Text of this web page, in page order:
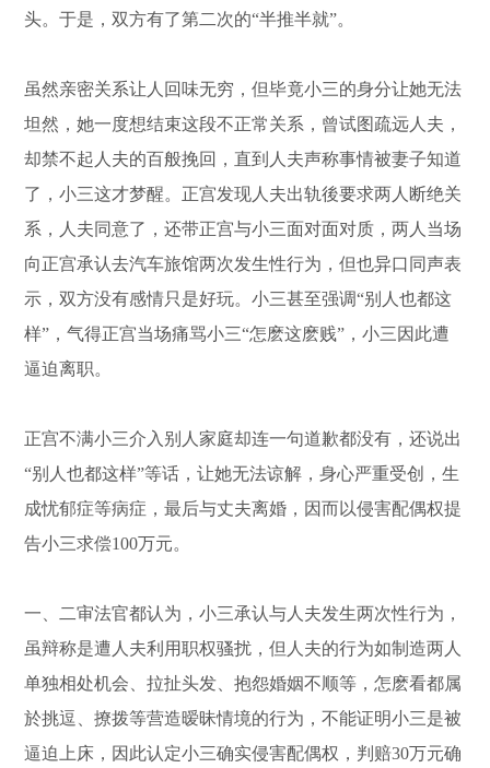
头。于是，双方有了第二次的“半推半就”。
虽然亲密关系让人回味无穷，但毕竟小三的身分让她无法
坦然，她一度想结束这段不正常关系，曾试图疏远人夫，
却禁不起人夫的百般挽回，直到人夫声称事情被妻子知道
了，小三这才梦醒。正宫发现人夫出轨後要求两人断绝关
系，人夫同意了，还带正宫与小三面对面对质，两人当场
向正宫承认去汽车旅馆两次发生性行为，但也异口同声表
示，双方没有感情只是好玩。小三甚至强调“别人也都这
样”，气得正宫当场痛骂小三“怎麽这麽贱”，小三因此遭
逼迫离职。
正宫不满小三介入别人家庭却连一句道歉都没有，还说出
“别人也都这样”等话，让她无法谅解，身心严重受创，生
成忧郁症等病症，最后与丈夫离婚，因而以侵害配偶权提
告小三求偿100万元。
一、二审法官都认为，小三承认与人夫发生两次性行为，
虽辩称是遭人夫利用职权骚扰，但人夫的行为如制造两人
单独相处机会、拉扯头发、抱怨婚姻不顺等，怎麽看都属
於挑逗、撩拨等营造暧昧情境的行为，不能证明小三是被
逼迫上床，因此认定小三确实侵害配偶权，判赔30万元确